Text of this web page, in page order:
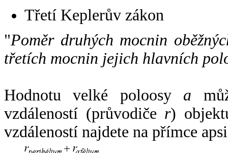
Třetí Keplerův zákon
"Poměr druhých mocnin
třetích mocnin jejich hlavních
Hodnotu velké poloosy a
vzdáleností (průvodiče r)
vzdáleností najdete na přímce